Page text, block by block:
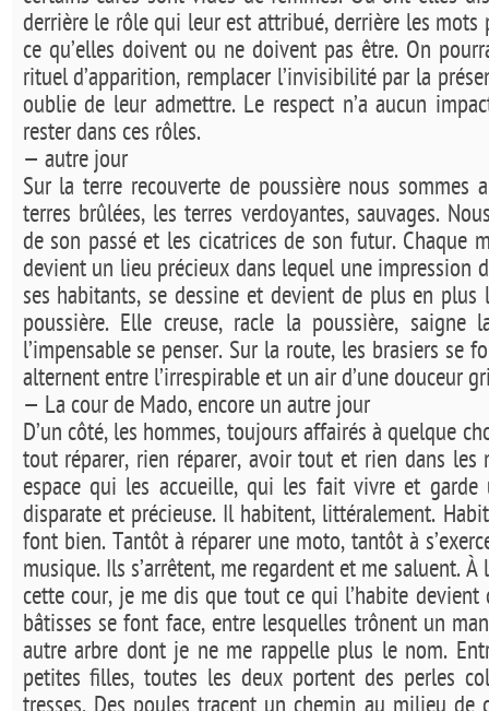
derrière le rôle qui leur est attribué, derrière les mots
ce qu’elles doivent ou ne doivent pas être. On
rituel d’apparition, remplacer l’invisibilité par la
oublie de leur admettre. Le respect n’a aucun
rester dans ces rôles.
— autre jour
Sur la terre recouverte de poussière nous sommes
terres brûlées, les terres verdoyantes, sauvages.
de son passé et les cicatrices de son futur. Chaque
devient un lieu précieux dans lequel une impression
ses habitants, se dessine et devient de plus en
poussière. Elle creuse, racle la poussière,
l’impensable se penser. Sur la route, les brasiers se
alternent entre l’irrespirable et un air d’une douceur
— La cour de Mado, encore un autre jour
D’un côté, les hommes, toujours affairés à quelque
tout réparer, rien réparer, avoir tout et rien dans les
espace qui les accueille, qui les fait vivre et garde
disparate et précieuse. Il habitent, littéralement.
font bien. Tantôt à réparer une moto, tantôt à
musique. Ils s’arrêtent, me regardent et me saluent.
cette cour, je me dis que tout ce qui l’habite devient
bâtisses se font face, entre lesquelles trônent un
autre arbre dont je ne me rappelle plus le nom.
petites filles, toutes les deux portent des perles